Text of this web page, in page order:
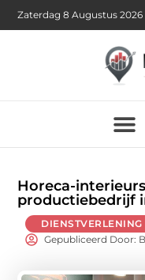
Zaterdag 8 Augustus 2026
Horeca-
productiebedrijf
DIENSTVERLENING
Gepubliceerd Door: